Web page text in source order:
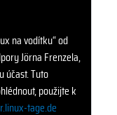
na vodítku“ od
Jörna Frenzela,
účast. Tuto
použijte k
tage.de